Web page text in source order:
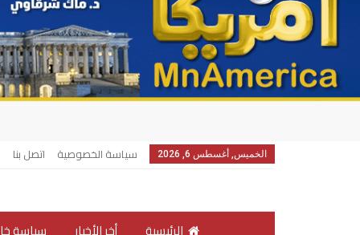
الخميس, أغسطس 6, 2026 سياسة الخصوصية اتصل بنا